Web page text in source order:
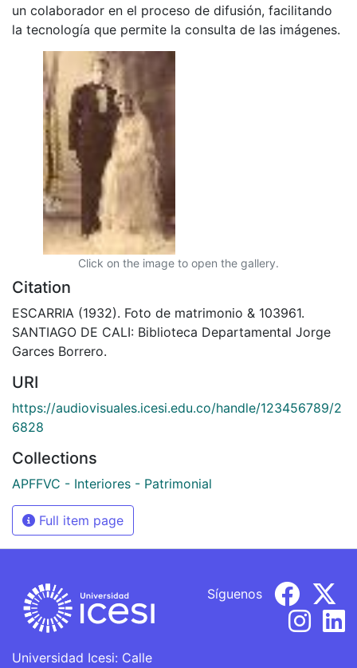
un colaborador en el proceso de difusión, facilitando
la tecnología que permite la consulta de las imágenes.
Click on the image to open the gallery.
Citation
ESCARRIA (1932). Foto de matrimonio & 103961.
SANTIAGO DE CALI: Biblioteca Departamental Jorge
Garces Borrero.
URI
https://audiovisuales.icesi.edu.co/handle/123456789/2
6828
Collections
APFFVC - Interiores - Patrimonial
Full item page
Universidad Icesi: Calle
Síguenos